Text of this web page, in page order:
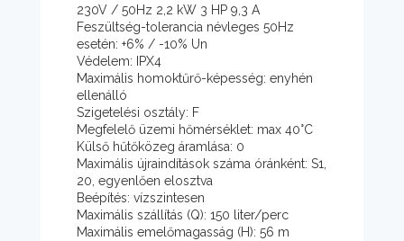
230V / 50Hz 2,2 kW 3 HP 9,3 A
Feszültség-tolerancia névleges 50Hz
esetén: +6% / -10% Un
Védelem: IPX4
Maximális homoktűrő-képesség: enyhén
ellenálló
Szigetelési osztály: F
Megfelelő üzemi hőmérséklet: max 40°C
Külső hűtőközeg áramlása: 0
Maximális újraindítások száma óránként: S1,
20, egyenlően elosztva
Beépítés: vízszintesen
Maximális szállítás (Q): 150 liter/perc
Maximális emelőmagasság (H): 56 m